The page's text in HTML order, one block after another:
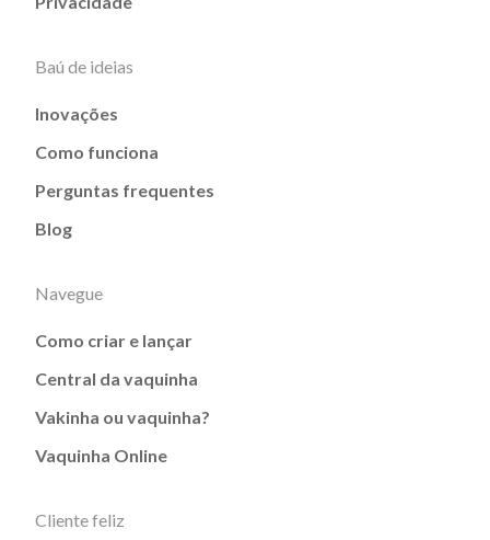
Baú de ideias
Inovações
Como funciona
Perguntas frequentes
Blog
Navegue
Como criar e lançar
Central da vaquinha
Vakinha ou vaquinha?
Vaquinha Online
Cliente feliz